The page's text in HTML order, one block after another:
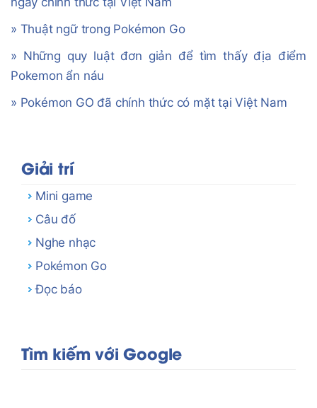
» Thuật ngữ trong Pokémon Go
» Những quy luật đơn giản để tìm thấy địa điểm
Pokemon ẩn náu
» Pokémon GO đã chính thức có mặt tại Việt Nam
Giải trí
Mini game
Câu đố
Nghe nhạc
Pokémon Go
Đọc báo
Tìm kiếm với Google